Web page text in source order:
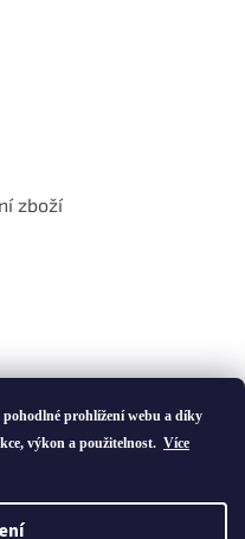
pohodlné prohlížení webu a díky
výkon a použitelnost. Více
zboží